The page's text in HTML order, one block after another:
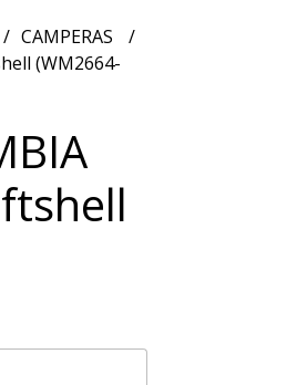
CAMPERAS
(WM2664-